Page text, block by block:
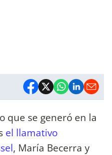
que se generó en la
el llamativo
, María Becerra y